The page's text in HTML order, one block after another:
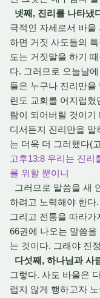
넷째, 진리를 나타냈
극적인 자세로서 바
하면 거짓 사도들의
도는 거짓말을 하기
다. 그러므로 오늘날
들은 누구나 진리만을
린도 교회를 어지럽
람이 되어버릴 것이기
디서든지 진리만을 말
는 더욱 더 그러했다(
고후13:8 우리는 진리
를 위할 뿐이니
그러므로 말씀을 새
하려고 노력해야 한다
그리고 전통을 따라
66권에 나오는 말씀
는 것이다. 그래야 진
다섯째, 하나님과 사
그렇다. 사도 바울은
럽지 않게 행하고자